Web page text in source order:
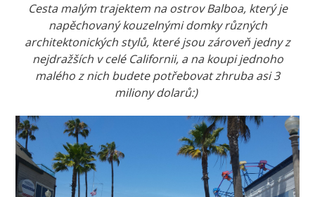
Cesta malým trajektem na ostrov Balboa, který je
napěchovaný kouzelnými domky různých
architektonických stylů, které jsou zároveň jedny z
nejdražších v celé Californii, a na koupi jednoho
malého z nich budete potřebovat zhruba asi 3
miliony dolarů:)